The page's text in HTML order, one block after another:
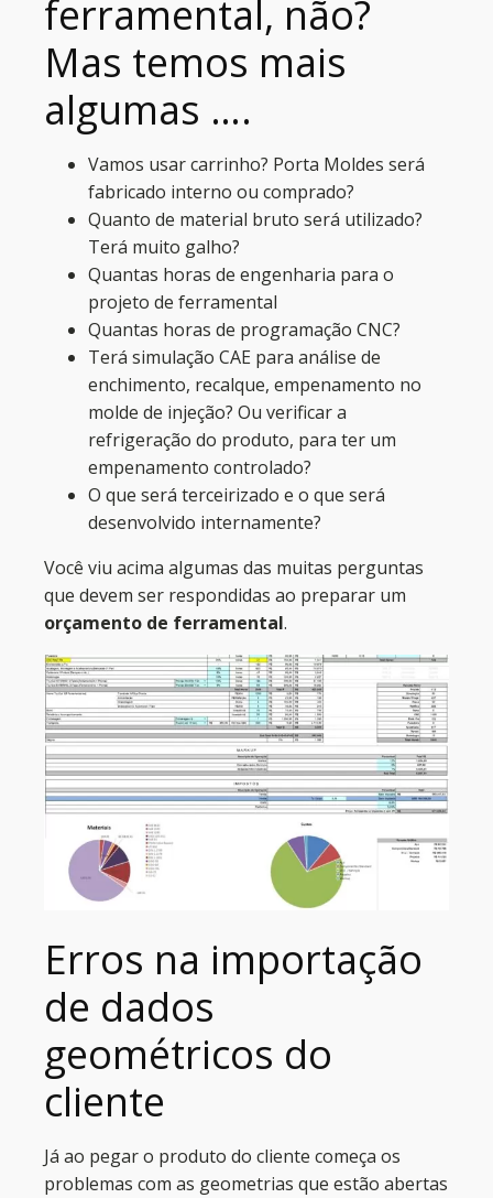
ferramental, não?
Mas temos mais
algumas ….
Vamos usar carrinho? Porta Moldes será
fabricado interno ou comprado?
Quanto de material bruto será utilizado?
Terá muito galho?
Quantas horas de engenharia para o
projeto de ferramental
Quantas horas de programação CNC?
Terá simulação CAE para análise de
enchimento, recalque, empenamento no
molde de injeção? Ou verificar a
refrigeração do produto, para ter um
empenamento controlado?
O que será terceirizado e o que será
desenvolvido internamente?
Você viu acima algumas das muitas perguntas
que devem ser respondidas ao preparar um
orçamento de ferramental.
Erros na importação
de dados
geométricos do
cliente
Já ao pegar o produto do cliente começa os
problemas com as geometrias que estão abertas